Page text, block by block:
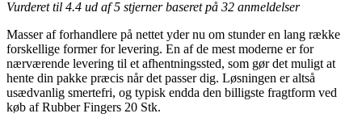
Vurderet til 4.4 ud af 5 stjerner baseret på 32 anmeldelser
Masser af forhandlere på nettet yder nu om stunder en lang række
forskellige former for levering. En af de mest moderne er for
nærværende levering til et afhentningssted, som gør det muligt at
hente din pakke præcis når det passer dig. Løsningen er altså
usædvanlig smertefri, og typisk endda den billigste fragtform ved
køb af Rubber Fingers 20 Stk.